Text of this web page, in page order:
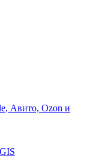
Авито, Ozon и